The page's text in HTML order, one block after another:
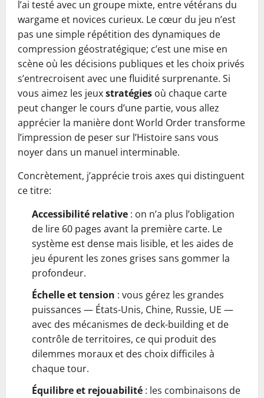
l’ai testé avec un groupe mixte, entre vétérans du
wargame et novices curieux. Le cœur du jeu n’est
pas une simple répétition des dynamiques de
compression géostratégique; c’est une mise en
scène où les décisions publiques et les choix privés
s’entrecroisent avec une fluidité surprenante. Si
vous aimez les jeuxstratégies où chaque carte
peut changer le cours d’une partie, vous allez
apprécier la manière dont World Order transforme
l’impression de peser sur l’Histoire sans vous
noyer dans un manuel interminable.
Concrètement, j’apprécie trois axes qui distinguent
ce titre:
Accessibilité relative : on n’a plus l’obligation
de lire 60 pages avant la première carte. Le
système est dense mais lisible, et les aides de
jeu épurent les zones grises sans gommer la
profondeur.
Échelle et tension : vous gérez les grandes
puissances — États-Unis, Chine, Russie, UE —
avec des mécanismes de deck-building et de
contrôle de territoires, ce qui produit des
dilemmes moraux et des choix difficiles à
chaque tour.
Équilibre et rejouabilité : les combinaisons de